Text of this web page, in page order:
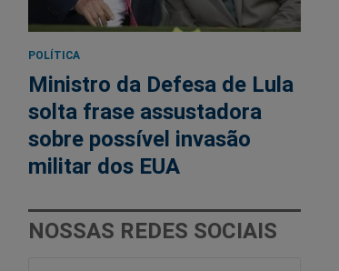
POLÍTICA
Ministro da Defesa de Lula
solta frase assustadora
sobre possível invasão
militar dos EUA
NOSSAS REDES SOCIAIS